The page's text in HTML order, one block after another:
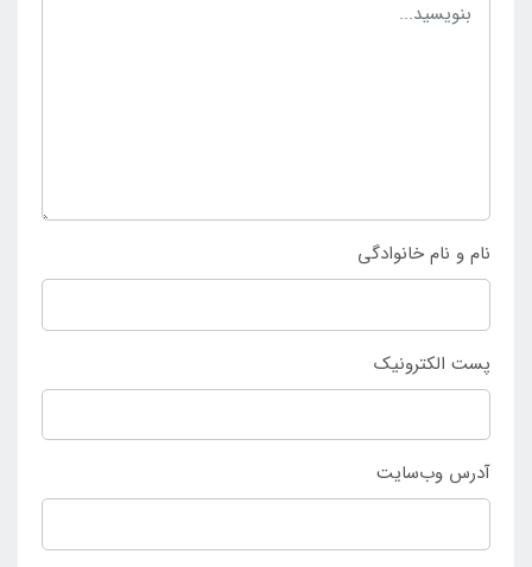
محصول به راحتی استفاده کنند و لذت ببرند و امکان ایجاد
نام و نام خانوادگی
پست الکترونیک
آدرس وب‌سایت